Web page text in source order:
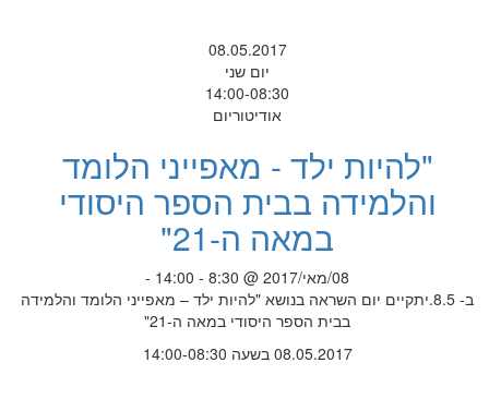
08.05.2017
יום שני
14:00-08:30
אודיטוריום
"להיות ילד - מאפייני הלומד
והלמידה בבית הספר היסודי
במאה ה-21"
08/מאי/2017 @ 8:30 - 14:00 -
ב- 8.5.יתקיים יום השראה בנושא "להיות ילד – מאפייני הלומד והלמידה
בבית הספר היסודי במאה ה-21"
08.05.2017 בשעה 14:00-08:30